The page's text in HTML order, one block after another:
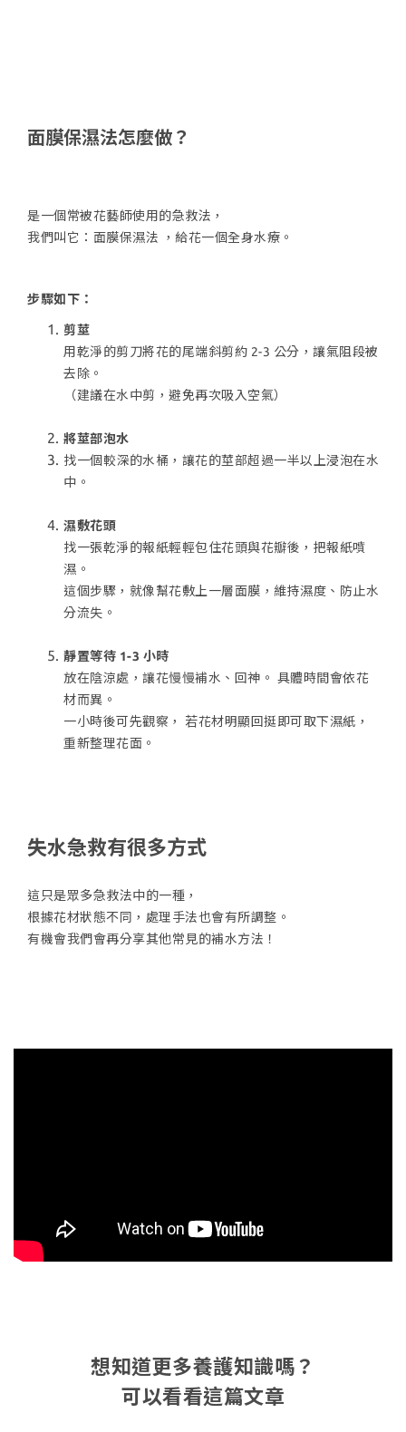
面膜保濕法怎麼做？
是一個常被花藝師使用的急救法，
我們叫它： 面膜保濕法 ， 給花一個全身水療。
步驟如下：
剪莖
用乾淨的剪刀將花的尾端斜剪約 2-3 公分，讓氣阻段被
去除。
（建議在水中剪，避免再次吸入空氣）
將莖部泡水
找一個較深的水桶，讓花的莖部超過一半以上浸泡在水
中。
濕敷花頭
找一張乾淨的報紙輕輕包住花頭與花瓣後，把報紙噴
濕。
這個步驟，就像幫花敷上一層面膜，維持濕度、防止水
分流失。
靜置等待 1-3 小時
放在陰涼處，讓花慢慢補水、回神。 具體時間會依花
材而異。
一小時後可先觀察， 若花材明顯回挺即可取下濕紙，
重新整理花面。
失水急救有很多方式
這只是眾多急救法中的一種，
根據花材狀態不同，處理手法也會有所調整。
有機會我們會再分享其他常見的補水方法！
想知道更多養護知識嗎？
可以看看這篇文章